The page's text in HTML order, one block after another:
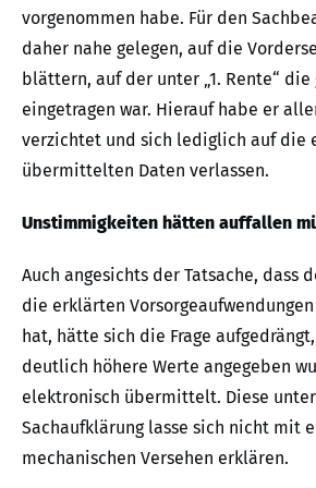
vorgenommen habe. Für den
daher nahe gelegen, auf die
blättern, auf der unter „1. Rente“
eingetragen war. Hierauf habe er
verzichtet und sich lediglich auf die
übermittelten Daten verlassen.
Unstimmigkeiten hätten auffallen
Auch angesichts der Tatsache, dass
die erklärten
hat, hätte sich die Frage
deutlich höhere Werte angegeben
elektronisch übermittelt. Diese
Sachaufklärung lasse sich nicht mit
mechanischen Versehen erklären.